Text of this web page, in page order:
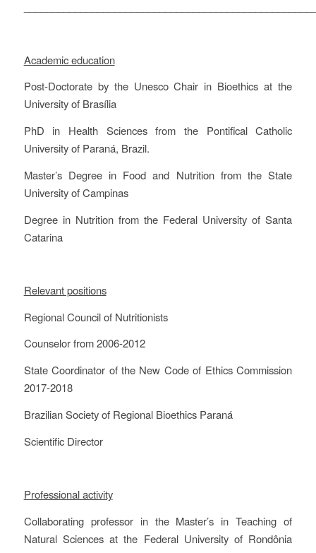
Academic education
Post-Doctorate by the Unesco Chair in Bioethics at the
University of Brasília
PhD in Health Sciences from the Pontifical Catholic
University of Paraná, Brazil.
Master’s Degree in Food and Nutrition from the State
University of Campinas
Degree in Nutrition from the Federal University of Santa
Catarina
Relevant positions
Regional Council of Nutritionists
Counselor from 2006-2012
State Coordinator of the New Code of Ethics Commission
2017-2018
Brazilian Society of Regional Bioethics Paraná
Scientific Director
Professional activity
Collaborating professor in the Master’s in Teaching of
Natural Sciences at the Federal University of Rondônia